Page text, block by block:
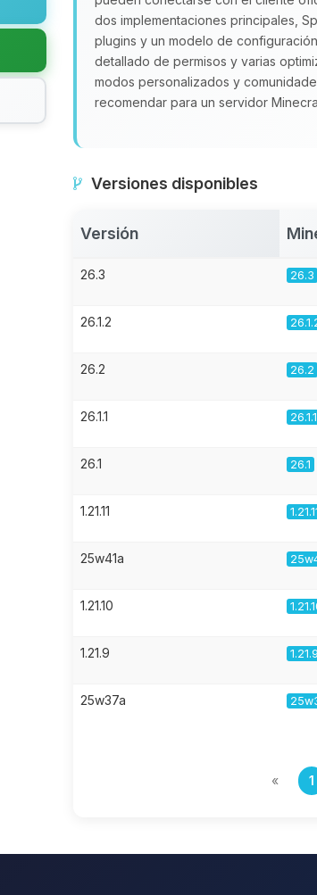
dos implementaciones principales,
plugins y un modelo de
detallado de permisos y varias
modos personalizados y
recomendar para un servidor
Versiones disponibles
Versión
26.3 26.3
26.1.2
26.2 26.2
26.1.1 26.1.1
26.1 26.1
1.21.11
25w41a
1.21.10
1.21.9 1.21.9
25w37a
« 1